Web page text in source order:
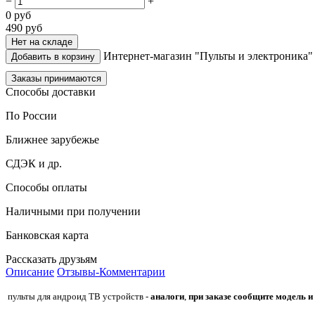
0 руб
490 руб
Нет на складе
Добавить в корзину
Интернет-магазин "Пульты и электроника"
Заказы принимаются
Способы доставки
По России
Ближнее зарубежье
СДЭК и др.
Способы оплаты
Наличными при получении
Банковская карта
Рассказать друзьям
Описание Отзывы-Комментарии
пульты для андроид ТВ устройств - аналоги при заказе сообщите модель